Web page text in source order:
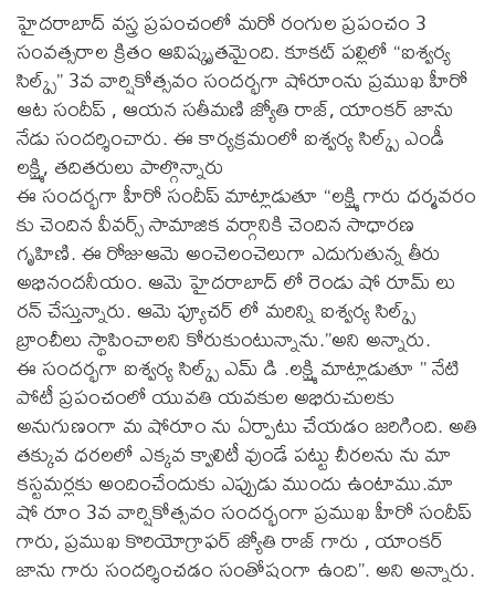
హైదరాబాద్ వస్త్ర ప్రపంచంలో మరో రంగుల ప్రపంచం 3
సంవత్సరాల క్రితం ఆవిష్కృతమైంది. కూకట్ పల్లిలో “ఐశ్వర్య
సిల్క్స్” 3వ వార్షికోత్సవం సందర్భగా షోరూంను ప్రముఖ హీరో
ఆట సందీప్ , ఆయన సతీమణి జ్యోతి రాజ్, యాంకర్ జాను
నేడు సందర్శించారు. ఈ కార్యక్రమంలో ఐశ్వర్య సిల్క్స్ ఎండీ
లక్ష్మి, తదితరులు పాల్గొన్నారు
ఈ సందర్భగా హీరో సందీప్ మాట్లాడుతూ “లక్ష్మి గారు ధర్మవరం
కు చెందిన వీవర్స్ సామాజిక వర్గానికి చెందిన సాధారణ
గృహిణి. ఈ రోజుఆమె అంచెలంచెలుగా ఎదుగుతున్న తీరు
అభినందనీయం. ఆమె హైదరాబాద్ లో రెండు షో రూమ్ లు
రన్ చేస్తున్నారు. ఆమె ఫ్యూచర్ లో మరిన్ని ఐశ్వర్య సిల్క్స్
బ్రాంచీలు స్థాపించాలని కోరుకుంటున్నాను.”అని అన్నారు.
ఈ సందర్భగా ఐశ్వర్య సిల్క్స్ ఎమ్ డి .లక్ష్మి మాట్లాడుతూ ” నేటి
పోటీ ప్రపంచంలో యువతి యవకుల అభిరుచులకు
అనుగుణంగా మ షోరూం ను ఏర్పాటు చేయడం జరిగింది. అతి
తక్కువ ధరలలో ఎక్కవ క్వాలిటీ వుండే పట్టు చీరలను ను మా
కస్టమర్లకు అందించేందుకు ఎప్పుడు ముందు ఉంటాము.మా
షో రూం 3వ వార్షికోత్సవం సందర్భంగా ప్రముఖ హీరో సందీప్
గారు, ప్రముఖ కొరియోగ్రాఫర్ జ్యోతి రాజ్ గారు , యాంకర్
జాను గారు సందర్శించడం సంతోషంగా ఉంది”. అని అన్నారు.